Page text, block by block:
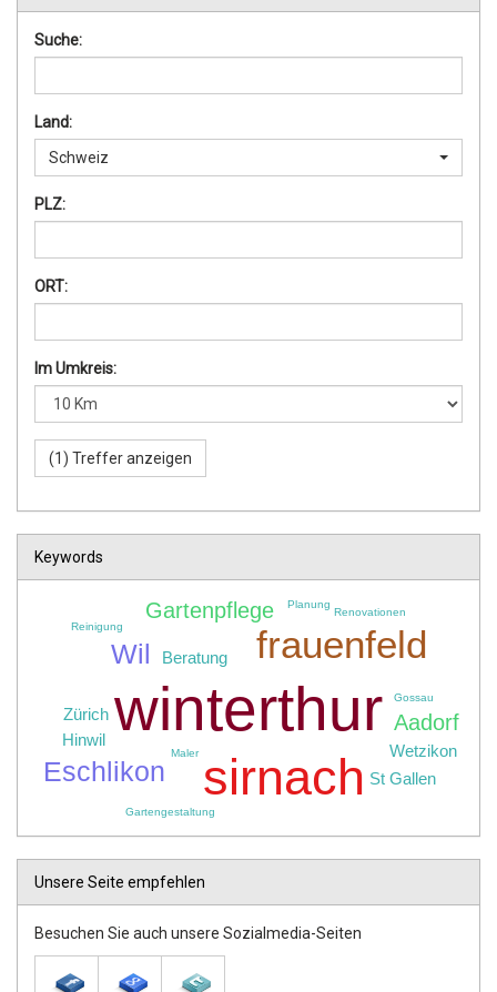
Suche:
Land:
Schweiz
PLZ:
ORT:
Im Umkreis:
Keywords
winterthur
sirnach
frauenfeld
Wil
Eschlikon
Gartenpflege
Aadorf
Beratung
Wetzikon
Zürich
St Gallen
Hinwil
Gossau
Gartengestaltung
Planung
Reinigung
Renovationen
Maler
Unsere Seite empfehlen
Besuchen Sie auch unsere Sozialmedia-Seiten